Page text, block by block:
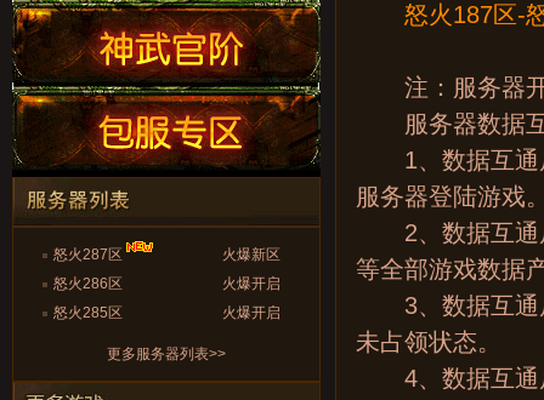
火爆新区
怒火287区
火爆开启
怒火286区
火爆开启
怒火285区
更多服务器列表>>
怒火187区-怒
注：服务器开
服务器数据互
1、数据互通
服务器登陆游戏
2、数据互通
等全部游戏数据
3、数据互通
未占领状态。
4、数据互通